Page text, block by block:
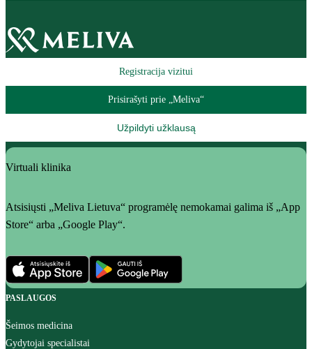
Registracija vizitui
Prisirašyti prie „Meliva“
Užpildyti užklausą
Virtuali klinika
Atsisiųsti „Meliva Lietuva“ programėlę nemokamai galima iš „App
Store“ arba „Google Play“.
PASLAUGOS
Šeimos medicina
Gydytojai specialistai